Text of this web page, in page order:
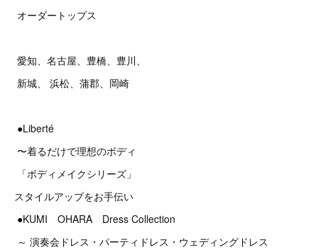
オーダートップス
愛知、名古屋、豊橋、豊川、
新城、 浜松、蒲郡、岡崎
●Liberté
〜着るだけで理想のボディ
「ボディメイクシリーズ」
スタイルアップをお手伝い
●KUMI OHARA Dress Collection
～ 演奏会ドレス・パーティドレス・ウェディングドレス